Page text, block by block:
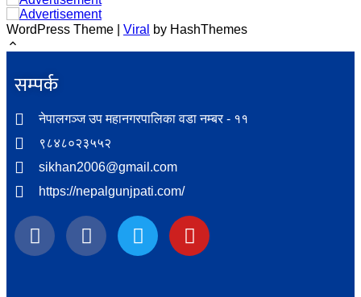
WordPress Theme | Viral by HashThemes
सम्पर्क​
नेपालगञ्ज उप महानगरपालिका वडा नम्बर - ११
९८४८०२३५५२
sikhan2006@gmail.com
https://nepalgunjpati.com/